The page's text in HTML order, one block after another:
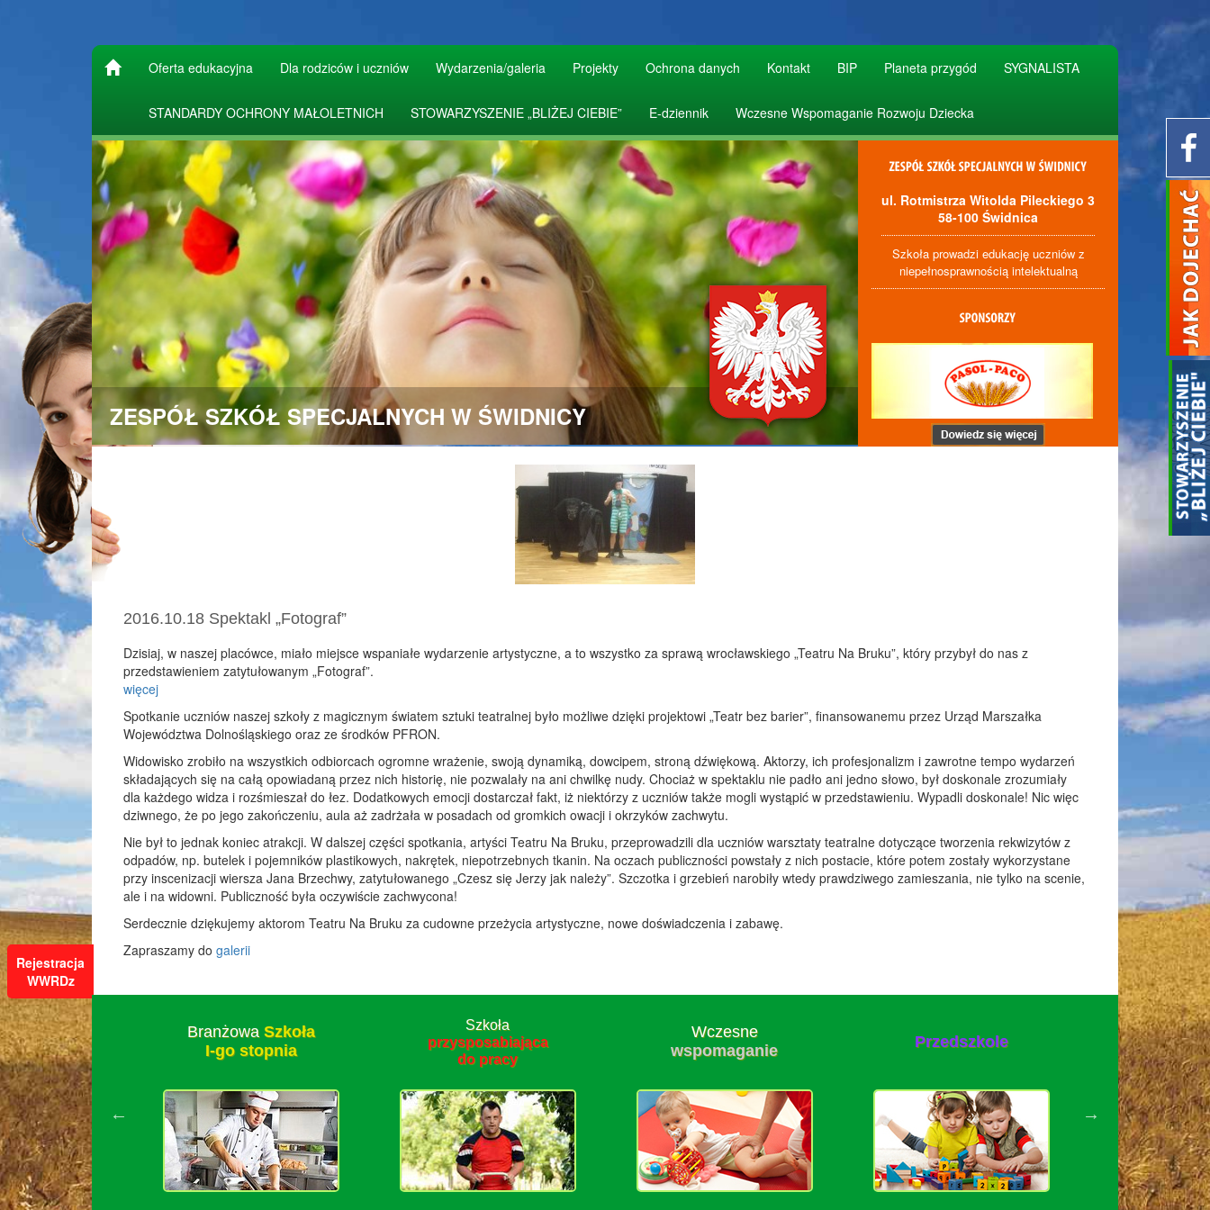
Oferta edukacyjna Dla rodziców i uczniów Wydarzenia/galeria Projekty Ochrona danych Kontakt BIP Planeta przygód SYGNALISTA
STANDARDY OCHRONY MAŁOLETNICH STOWARZYSZENIE „BLIŻEJ CIEBIE” E-dziennik Wczesne Wspomaganie Rozwoju Dziecka
Rejestracja
WWRDz
ZESPÓŁ SZKÓŁ SPECJALNYCH W ŚWIDNICY
ul. Rotmistrza Witolda Pileckiego 3
58-100 Świdnica
Szkoła prowadzi edukację uczniów z
niepełnosprawnością intelektualną
2016.10.18 Spektakl „Fotograf”
Dzisiaj, w naszej placówce, miało miejsce wspaniałe wydarzenie artystyczne, a to wszystko za sprawą wrocławskiego „Teatru Na Bruku”, który przybył do nas z
przedstawieniem zatytułowanym „Fotograf”.
więcej
Spotkanie uczniów naszej szkoły z magicznym światem sztuki teatralnej było możliwe dzięki projektowi „Teatr bez barier”, finansowanemu przez Urząd Marszałka
Województwa Dolnośląskiego oraz ze środków PFRON.
Widowisko zrobiło na wszystkich odbiorcach ogromne wrażenie, swoją dynamiką, dowcipem, stroną dźwiękową. Aktorzy, ich profesjonalizm i zawrotne tempo wydarzeń
składających się na całą opowiadaną przez nich historię, nie pozwalały na ani chwilkę nudy. Chociaż w spektaklu nie padło ani jedno słowo, był doskonale zrozumiały
dla każdego widza i rozśmieszał do łez. Dodatkowych emocji dostarczał fakt, iż niektórzy z uczniów także mogli wystąpić w przedstawieniu. Wypadli doskonale! Nic więc
dziwnego, że po jego zakończeniu, aula aż zadrżała w posadach od gromkich owacji i okrzyków zachwytu.
Nie był to jednak koniec atrakcji. W dalszej części spotkania, artyści Teatru Na Bruku, przeprowadzili dla uczniów warsztaty teatralne dotyczące tworzenia rekwizytów z
odpadów, np. butelek i pojemników plastikowych, nakrętek, niepotrzebnych tkanin. Na oczach publiczności powstały z nich postacie, które potem zostały wykorzystane
przy inscenizacji wiersza Jana Brzechwy, zatytułowanego „Czesz się Jerzy jak należy”. Szczotka i grzebień narobiły wtedy prawdziwego zamieszania, nie tylko na scenie,
ale i na widowni. Publiczność była oczywiście zachwycona!
Serdecznie dziękujemy aktorom Teatru Na Bruku za cudowne przeżycia artystyczne, nowe doświadczenia i zabawę.
Zapraszamy do galerii
Branżowa Szkoła
I-go stopnia
Szkoła
przysposabiająca
do pracy
Wczesne
wspomaganie
Przedszkole